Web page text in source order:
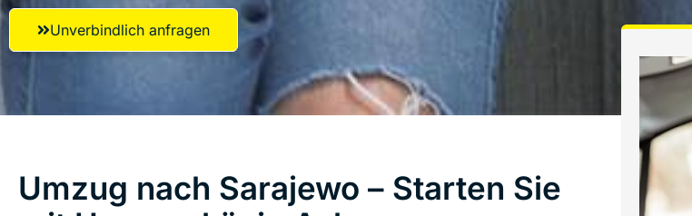
Unverbindlich anfragen
Umzug nach Sarajewo – Starten Sie